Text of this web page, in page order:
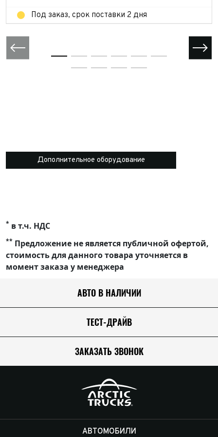
Под заказ, срок поставки 2 дня
Дополнительное оборудование
* в т.ч. НДС
** Предложение не является публичной офертой,
стоимость для данного товара уточняется в
момент заказа у менеджера
АВТО В НАЛИЧИИ
ТЕСТ-ДРАЙВ
ЗАКАЗАТЬ ЗВОНОК
АВТОМОБИЛИ